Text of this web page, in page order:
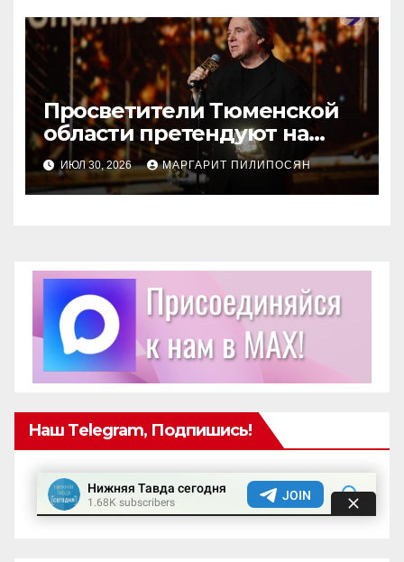
Просветители Тюменской
области претендуют на
награду Знание.Премия
ИЮЛ 30, 2026 МАРГАРИТ ПИЛИПОСЯН
Наш Telegram, Подпишись!